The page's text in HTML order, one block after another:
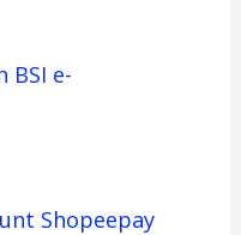
BSI e-
Shopeepay